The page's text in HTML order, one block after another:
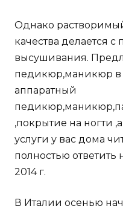
Однако
качества делается
высушивания.
педикюр,маникюр в
аппаратный
,покрытие на ногти
услуги у вас дома
полностью ответить
2014 г.
В Италии осенью